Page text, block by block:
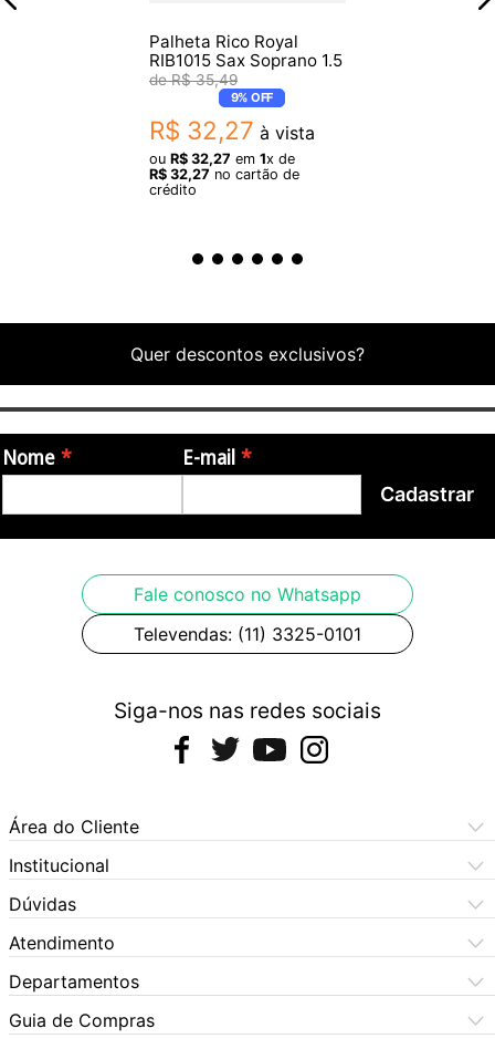
Palheta Rico Royal
RIB1015 Sax Soprano 1.5
R$ 35,49
9% OFF
R$ 32,27 à vista
ou R$ 32,27 em 1x de
R$ 32,27 no cartão de
crédito
Quer descontos exclusivos?
Nome E-mail
Cadastrar
Fale conosco no Whatsapp
Televendas: (11) 3325-0101
Siga-nos nas redes sociais
Área do Cliente
Meus Pedidos
Meus Dados
Institucional
Central de Atendimento
Dúvidas Frequentes
Formas de Pagamento
Política de Privacidade
Quem Somos
Dúvidas
Como Comprar
Dúvidas Frequentes
Política de Cookies
Política de Privacidade
Atendimento
(11) 3060-6100
Segunda à sexta das 9h às 17:30h
Sábados das 9h às 17h
X5 Rua do Seminário
(11) 3325-0101
Departamentos
Automotivo
Bebês
Guia de Compras